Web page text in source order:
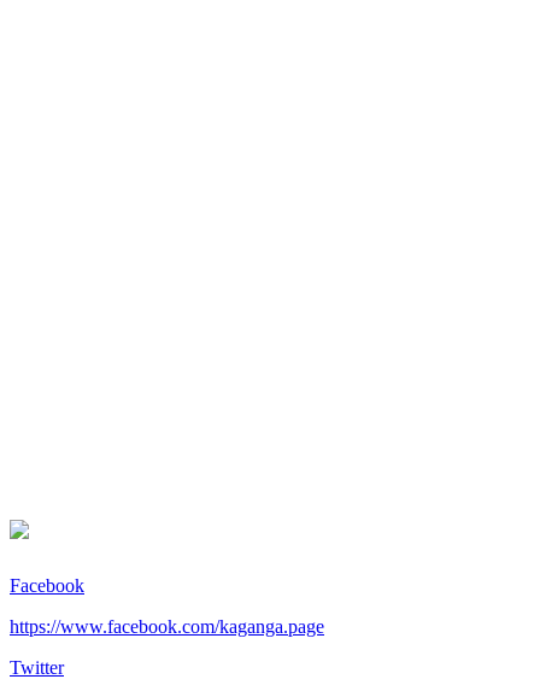
Facebook
https://www.facebook.com/kaganga.page
Twitter